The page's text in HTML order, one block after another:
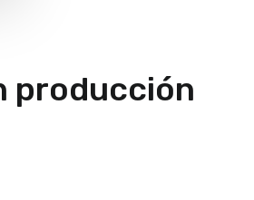
producción